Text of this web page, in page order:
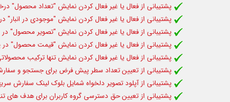
پشتیبانی از فعال یا غیر فعال کردن نمایش "تعداد محصول"
پشتیبانی از فعال یا غیر فعال کردن نمایش "موجودی در انبار"
پشتیبانی از فعال یا غیر فعال کردن نمایش "تصویر محصول" در
پشتیبانی از فعال یا غیر فعال کردن نمایش "قیمت محصول" در
پشتیبانی از فعال یا غیر فعال کردن نمایش تنها ترکیب
پشتیبانی از تعیین تعداد سطر پیش فرض برای جستجو و
پشتیبانی از آپلود تصویر دلخواه شمایل بلوک لینک سفارش
پشتیبانی از تعیین حق دسترسی گروه کاربران برای هدف های